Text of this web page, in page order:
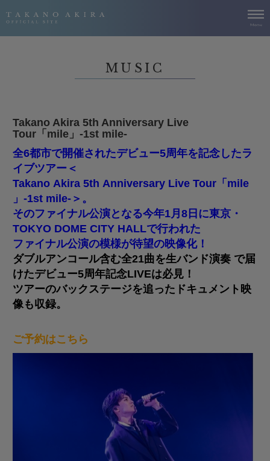
MUSIC
Takano Akira 5th Anniversary Live
Tour「mile」-1st mile-
全6都市で開催されたデビュー5周年を記念したラ
イブツアー＜
Takano Akira 5th Anniversary Live Tour「mile
」-1st mile-＞。
そのファイナル公演となる今年1月8日に東京・
TOKYO DOME CITY HALLで行われた
ファイナル公演の模様が待望の映像化！
ダブルアンコール含む全21曲を生バンド演奏 で届
けたデビュー5周年記念LIVEは必見！
ツアーのバックステージを追ったドキュメント映
像も収録。
ご予約はこちら